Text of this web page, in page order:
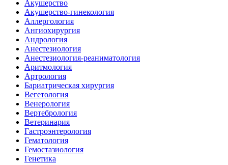
Акушерство
Акушерство-гинекология
Аллергология
Ангиохирургия
Андрология
Анестезиология
Анестезиология-реаниматология
Аритмология
Артрология
Бариатрическая хирургия
Вегетология
Венерология
Вертебрология
Ветеринария
Гастроэнтерология
Гематология
Гемостазиология
Генетика